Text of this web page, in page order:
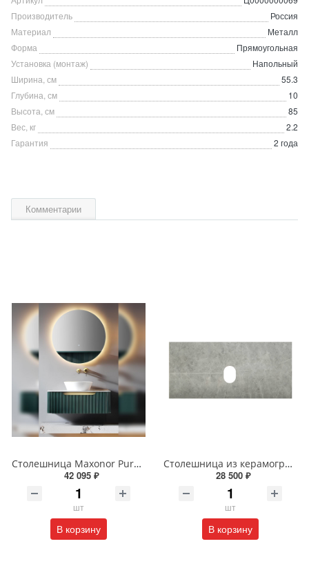
Производитель
Россия
Материал
Металл
Форма
Прямоугольная
Установка (монтаж)
Напольный
Ширина, см
55.3
Глубина, см
10
Высота, см
85
Вес, кг
2.2
Гарантия
2 года
Комментарии
Столешница Maxonor Pure Life SALON 90 см Tourmaline PL-FCT05-90-MR камень пандоры
42 095 ₽
шт
В корзину
Столешница из керамогранита BelBagno 100 см KEP-100-MGL-W0 Marmo Grigio Lucido
28 500 ₽
шт
В корзину